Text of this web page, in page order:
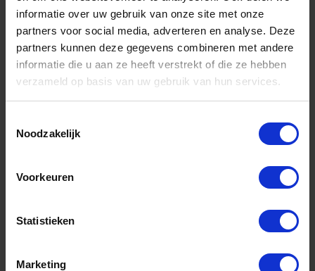
informatie over uw gebruik van onze site met onze
partners voor social media, adverteren en analyse. Deze
partners kunnen deze gegevens combineren met andere
informatie die u aan ze heeft verstrekt of die ze hebben
verzameld op basis van uw gebruik van hun services.
Noodzakelijk
Voorkeuren
Statistieken
Marketing
t.b.v. 6-10kg hamer 90CM
Artikelnummer merk: 431760
€ 18,49 incl. BTW